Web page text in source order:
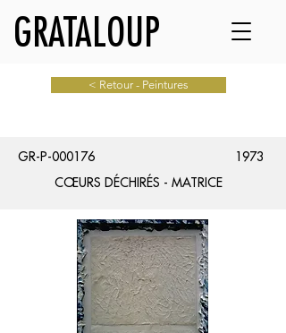
GRATALOUP
< Retour - Peintures
GR-P-000176
1973
CŒURS DÉCHIRÉS - MATRICE